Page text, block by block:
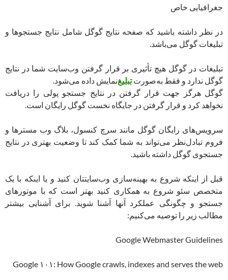
جغرافیایی خاص
در نظر داشته باشید که صفحه نتایج گوگل شامل نتایج جستجوها و
تبلیغات گوگل می‌باشد.
تبلیغات در گوگل هیچ تأثیری بر قرار گرفتن وب‌سایت شما در نتایج
گوگل ندارد و فقط به‌صورتتبلیغنمایش داده می‌شود.
گوگل هرگز جهت قرار گرفتن در نتایج جستجو پولی را دریافت
نخواهد کرد و قرار گرفتن در جایگاه نخست گوگل رایگان است.
سرویس‌های رایگان گوگل مانند سرچ کنسول، بلاگ وب مسترها و
فروم تبادل‌نظر می‌تواند به شما کمک کند تا وضعیت بهتری در نتایج
جستجوی گوگل داشته باشید.
قبل از اینکه شروع به بهینه‌سازی وب‌سایتتان کنید و یا اینکه با یک
متخصص سئو شروع به همکاری کنید بهتر است که با موتورهای
جستجو و چگونگی عملکرد آنها آشنا شوید. برای آشنایی بیشتر
مطالب زیر را توصیه می‌کنیم:
Google Webmaster Guidelines
Google ۱۰۱: How Google crawls, indexes and serves the web